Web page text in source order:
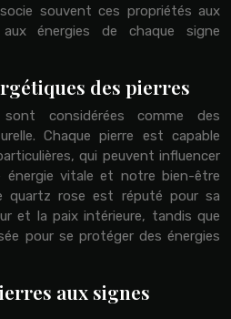
souvent ces propriétés aux
énergies de chaque signe
des pierres
considérées comme des
Chaque pierre est capable
qui peuvent influencer
vitale et notre bien-être
quartz rose est réputé pour sa
et la paix intérieure, tandis que
pour se protéger des énergies
aux signes